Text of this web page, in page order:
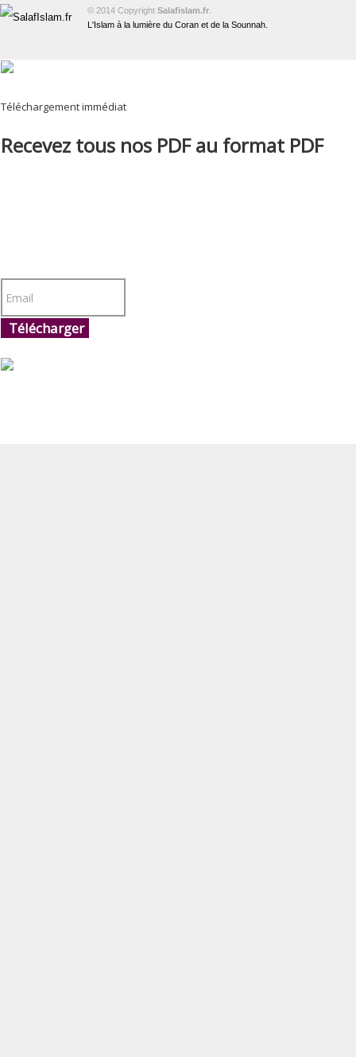
© 2014 Copyright Salafislam.fr
L'Islam à la lumière du Coran et de la Sounnah.
Téléchargement immédiat
Recevez tous nos PDF au format PDF
Télécharger